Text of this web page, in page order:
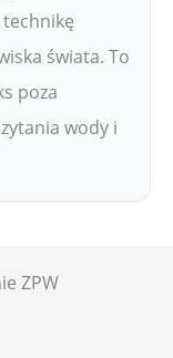
świata. To
poza
wody i
ZPW